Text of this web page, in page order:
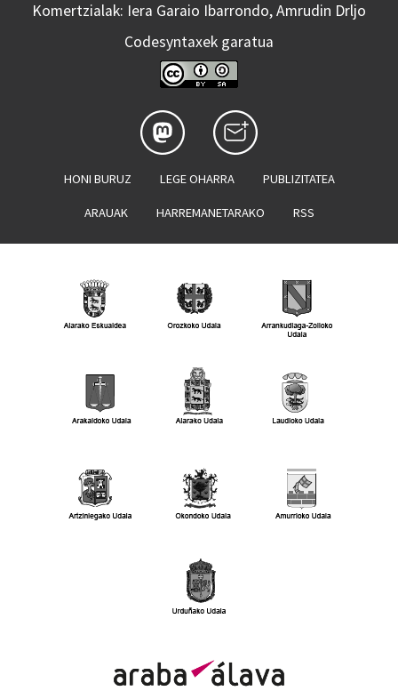
Komertzialak: Iera Garaio Ibarrondo, Amrudin Drljo
Codesyntaxek garatua
HONI BURUZ LEGE OHARRA PUBLIZITATEA
ARAUAK HARREMANETARAKO RSS